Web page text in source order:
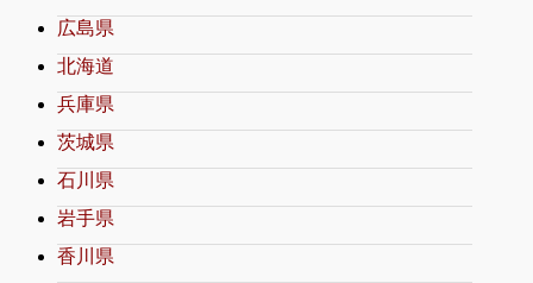
広島県
北海道
兵庫県
茨城県
石川県
岩手県
香川県